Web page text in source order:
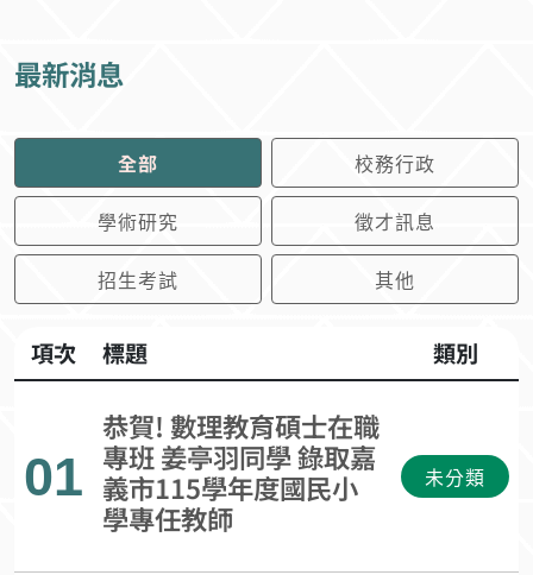
最新消息
全部 校務行政
學術研究 徵才訊息
招生考試 其他
項次 標題 類別
01
恭賀! 數理教育碩士在職
專班 姜亭羽同學 錄取嘉
義市115學年度國民小
學專任教師
未分類